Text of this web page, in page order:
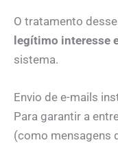
O tratamento
legítimo interesse
sistema.
Envio de e-mails
Para garantir a
(como mensagens